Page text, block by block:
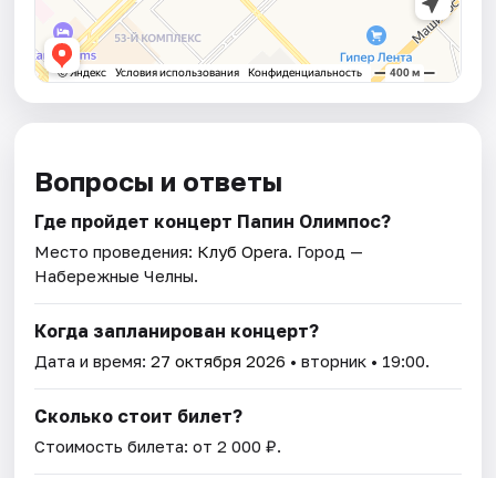
Вопросы и ответы
Где пройдет концерт Папин Олимпос?
Место проведения: Клуб Opera. Город —
Набережные Челны.
Когда запланирован концерт?
Дата и время:27 октября 2026 • вторник • 19:00.
Сколько стоит билет?
Стоимость билета: от 2 000 ₽.